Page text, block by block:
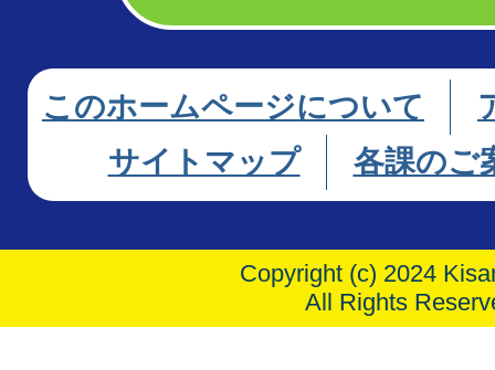
このホームページについて
サイトマップ
各課のご
Copyright (c) 2024
All Rights